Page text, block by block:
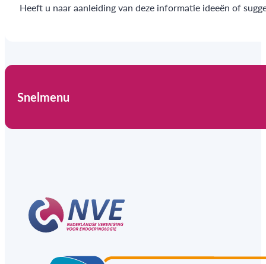
Heeft u naar aanleiding van deze informatie ideeën of
Snelmenu